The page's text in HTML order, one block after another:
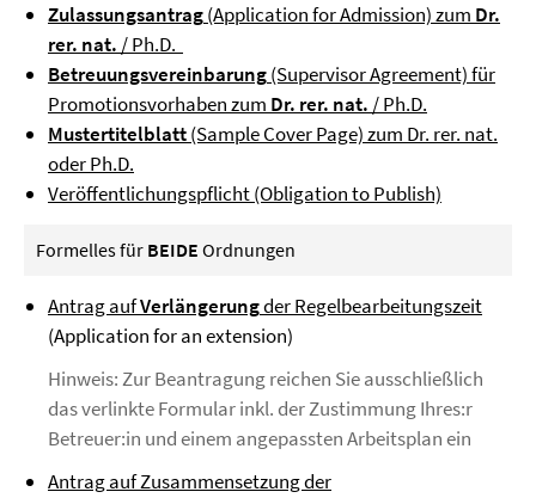
Zulassungsantrag(Application for Admission) zum Dr.
rer. nat. / Ph.D.
Betreuungsvereinbarung(Supervisor Agreement) für
Promotionsvorhaben zum Dr. rer. nat. / Ph.D.
Mustertitelblatt(Sample Cover Page) zum Dr. rer. nat.
oder Ph.D.
Veröffentlichungspflicht (Obligation to Publish)
Formelles für BEIDE Ordnungen
Antrag aufVerlängerungder Regelbearbeitungszeit
(Application for an extension)
Hinweis: Zur Beantragung reichen Sie ausschließlich
das verlinkte Formular inkl. der Zustimmung Ihres:r
Betreuer:in und einem angepassten Arbeitsplan ein
Antrag auf Zusammensetzung der